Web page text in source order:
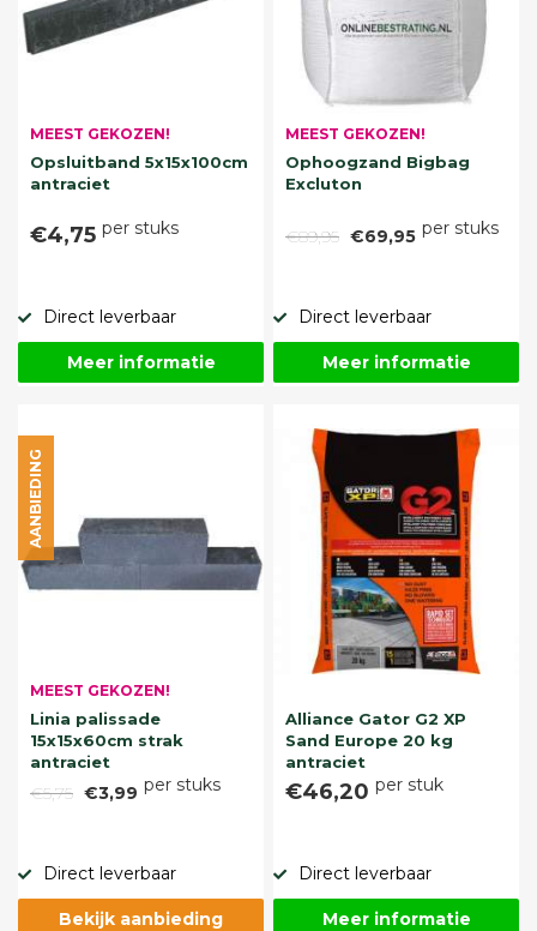
MEEST GEKOZEN!
Opsluitband 5x15x100cm
antraciet
€4,75 per stuks
Direct leverbaar
Meer informatie
MEEST GEKOZEN!
Ophoogzand Bigbag
Excluton
€89,95 €69,95 per stuks
Direct leverbaar
Meer informatie
MEEST GEKOZEN!
Linia palissade
15x15x60cm strak
antraciet
€5,75 €3,99 per stuks
AANBIEDING
Direct leverbaar
Bekijk aanbieding
Alliance Gator G2 XP
Sand Europe 20 kg
antraciet
€46,20 per stuk
Direct leverbaar
Meer informatie